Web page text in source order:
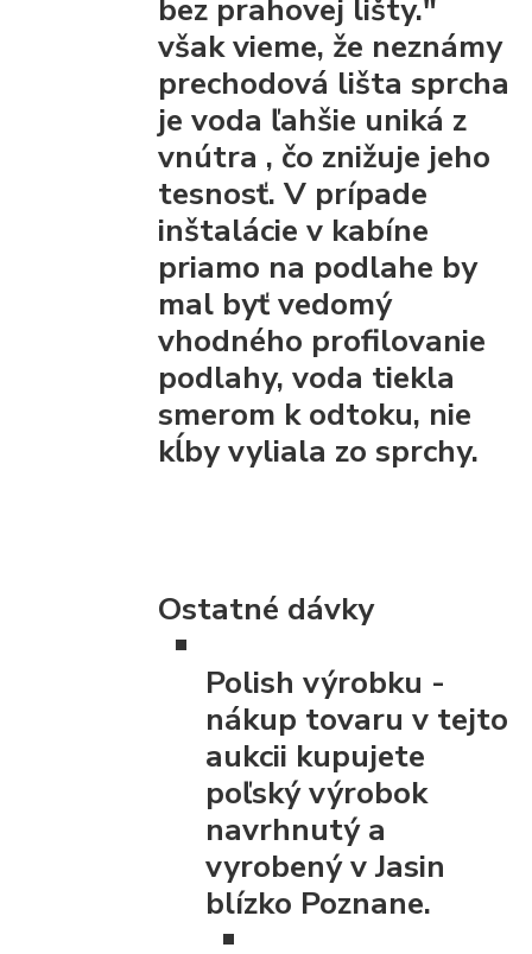
bez prahovej lišty."
však vieme, že neznámy
prechodová lištasprcha
je voda ľahšie uniká z
vnútra , čo znižuje jeho
tesnosť. V prípade
inštalácie v kabíne
priamo na podlahe by
mal byť vedomý
vhodného profilovanie
podlahy, voda tiekla
smerom k odtoku, nie
kĺby vyliala zo sprchy.
Ostatné dávky
Polish výrobku -
nákup tovaru v tejto
aukcii kupujete
poľský výrobok
navrhnutý a
vyrobený v Jasin
blízko Poznane.